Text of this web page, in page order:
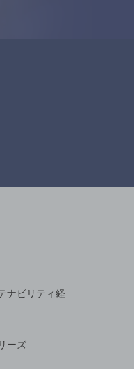
ナビリティ経
ーズ